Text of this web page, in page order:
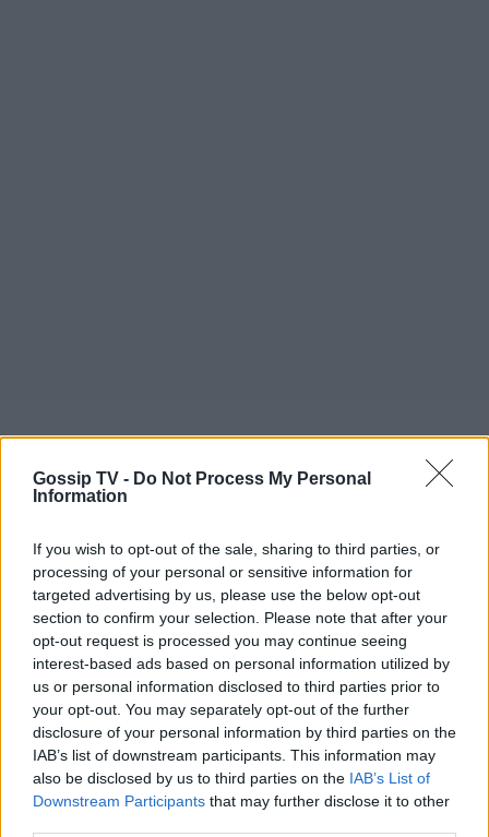
Gossip TV - Do Not Process My Personal
Information
If you wish to opt-out of the sale, sharing to third parties, or
processing of your personal or sensitive information for
targeted advertising by us, please use the below opt-out
section to confirm your selection. Please note that after your
opt-out request is processed you may continue seeing
interest-based ads based on personal information utilized by
us or personal information disclosed to third parties prior to
your opt-out. You may separately opt-out of the further
disclosure of your personal information by third parties on the
IAB’s list of downstream participants. This information may
also be disclosed by us to third parties on the IAB’s List of
Downstream Participants that may further disclose it to other